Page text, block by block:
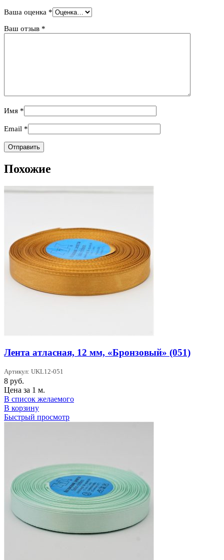
Ваша оценка *
Ваш отзыв *
Имя *
Email *
Похожие
Лента атласная, 12 мм, «Бронзовый» (051)
Артикул: UKL12-051
8 руб.
Цена за 1 м.
В список желаемого
В корзину
Быстрый просмотр